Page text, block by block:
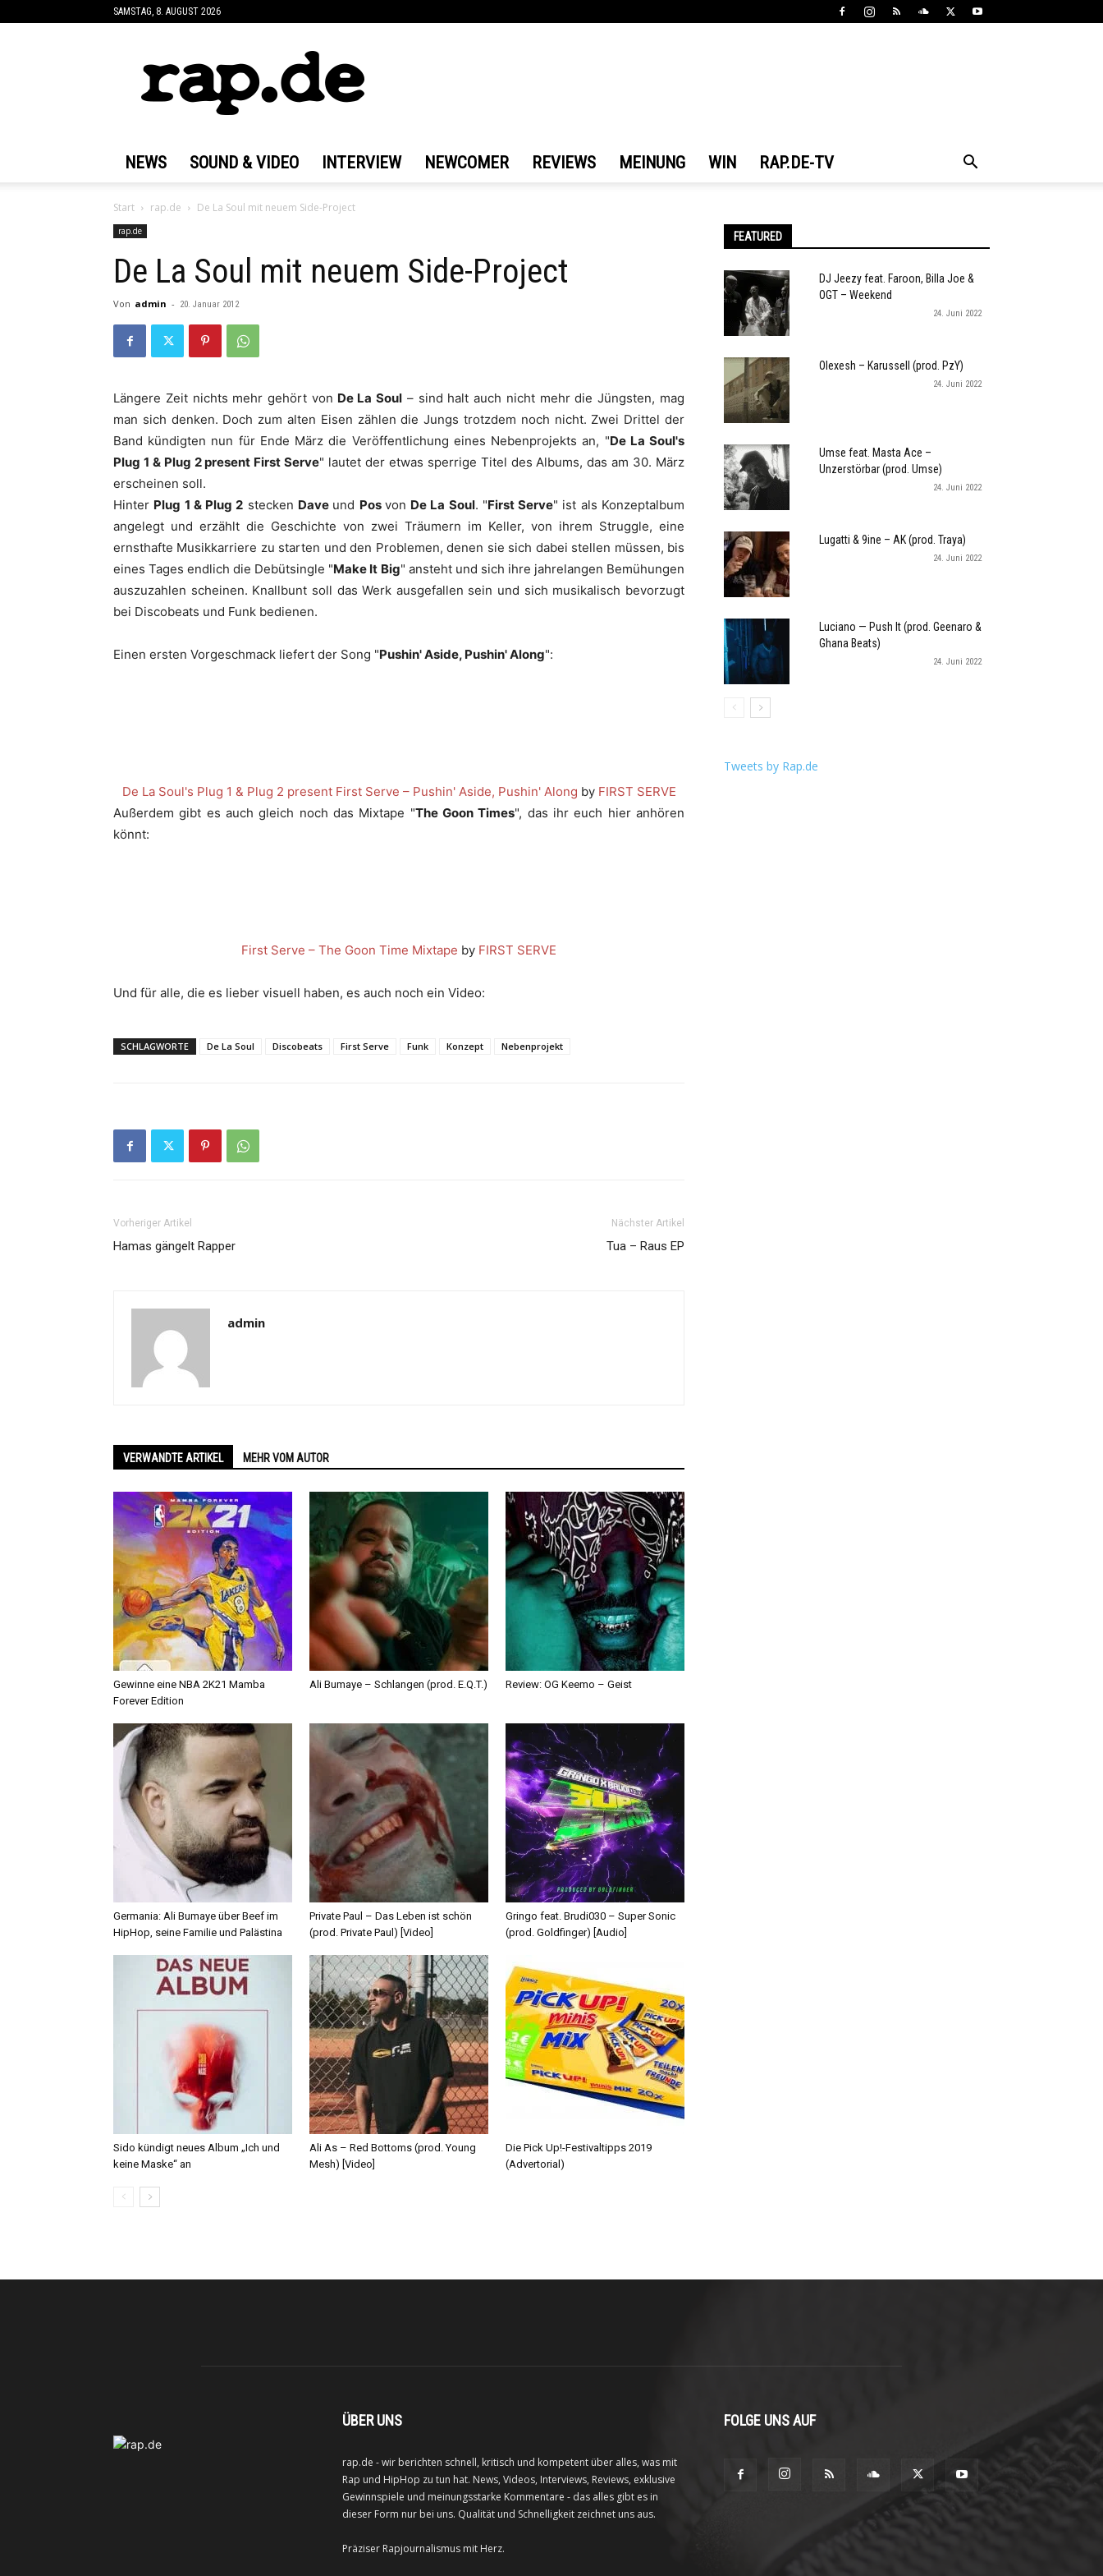
SAMSTAG, 8. AUGUST 2026
NEWS SOUND & VIDEO INTERVIEW NEWCOMER REVIEWS MEINUNG WIN RAP.DE-TV
Start rap.de De La Soul mit neuem Side-Project
rap.de
De La Soul mit neuem Side-Project
Von admin - 20. Januar 2012
Längere Zeit nichts mehr gehört von De La Soul – sind halt auch nicht mehr die Jüngsten, mag
man sich denken. Doch zum alten Eisen zählen die Jungs trotzdem noch nicht. Zwei Drittel der
Band kündigten nun für Ende März die Veröffentlichung eines Nebenprojekts an, "De La Soul's
Plug 1 & Plug 2 present First Serve" lautet der etwas sperrige Titel des Albums, das am 30. März
erscheinen soll.
Hinter Plug 1 & Plug 2 stecken Dave und Pos von De La Soul. "First Serve" ist als Konzeptalbum
angelegt und erzählt die Geschichte von zwei Träumern im Keller, von ihrem Struggle, eine
ernsthafte Musikkarriere zu starten und den Problemen, denen sie sich dabei stellen müssen, bis
eines Tages endlich die Debütsingle "Make It Big" ansteht und sich ihre jahrelangen Bemühungen
auszuzahlen scheinen. Knallbunt soll das Werk ausgefallen sein und sich musikalisch bevorzugt
bei Discobeats und Funk bedienen.
Einen ersten Vorgeschmack liefert der Song "Pushin' Aside, Pushin' Along":
De La Soul's Plug 1 & Plug 2 present First Serve – Pushin' Aside, Pushin' Along by FIRST SERVE
Außerdem gibt es auch gleich noch das Mixtape "The Goon Times", das ihr euch hier anhören
könnt:
First Serve – The Goon Time Mixtape by FIRST SERVE
Und für alle, die es lieber visuell haben, es auch noch ein Video:
SCHLAGWORTE De La Soul Discobeats First Serve Funk Konzept Nebenprojekt
Vorheriger Artikel
Hamas gängelt Rapper
Nächster Artikel
Tua – Raus EP
admin
VERWANDTE ARTIKEL MEHR VOM AUTOR
Gewinne eine NBA 2K21 Mamba
Forever Edition
Ali Bumaye – Schlangen (prod. E.Q.T.) Review: OG Keemo – Geist
Germania: Ali Bumaye über Beef im
HipHop, seine Familie und Palästina
Private Paul – Das Leben ist schön
(prod. Private Paul) [Video]
Gringo feat. Brudi030 – Super Sonic
(prod. Goldfinger) [Audio]
Sido kündigt neues Album „Ich und
keine Maske“ an
Ali As – Red Bottoms (prod. Young
Mesh) [Video]
Die Pick Up!-Festivaltipps 2019
(Advertorial)
FEATURED
DJ Jeezy feat. Faroon, Billa Joe &
OGT – Weekend
24. Juni 2022
Olexesh – Karussell (prod. PzY)
24. Juni 2022
Umse feat. Masta Ace –
Unzerstörbar (prod. Umse)
24. Juni 2022
Lugatti & 9ine – AK (prod. Traya)
24. Juni 2022
Luciano — Push It (prod. Geenaro &
Ghana Beats)
24. Juni 2022
Tweets by Rap.de
ÜBER UNS
rap.de - wir berichten schnell, kritisch und kompetent über alles, was mit
Rap und HipHop zu tun hat. News, Videos, Interviews, Reviews, exklusive
Gewinnspiele und meinungsstarke Kommentare - das alles gibt es in
dieser Form nur bei uns. Qualität und Schnelligkeit zeichnet uns aus.
Präziser Rapjournalismus mit Herz.
FOLGE UNS AUF